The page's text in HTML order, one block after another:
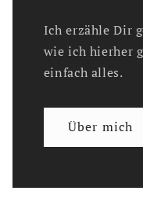
Ich erzähle Dir
wie ich hierher
einfach alles.
Über mich